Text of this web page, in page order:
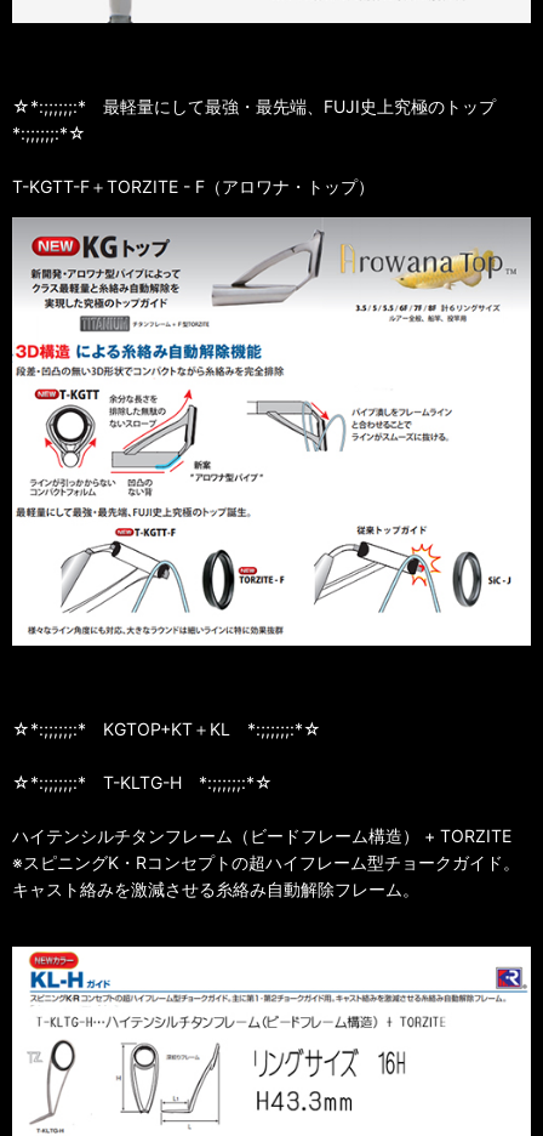
☆*:;;;;;;:* 最軽量にして最強・最先端、FUJI史上究極のトップ
*:;;;;;;:*☆
T-KGTT-F＋TORZITE - F（アロワナ・トップ）
☆*:;;;;;;:* KGTOP+KT＋KL *:;;;;;;:*☆
☆*:;;;;;;:* T-KLTG-H *:;;;;;;:*☆
ハイテンシルチタンフレーム（ビードフレーム構造） + TORZITE
※スピニングK・Rコンセプトの超ハイフレーム型チョークガイド。
キャスト絡みを激減させる糸絡み自動解除フレーム。